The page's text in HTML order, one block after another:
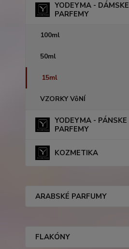
YODEYMA - DÁMSKE
PARFEMY
100ml
50ml
15ml
VZORKY VôNÍ
YODEYMA - PÁNSKE
PARFEMY
KOZMETIKA
ARABSKÉ PARFUMY
FLAKÓNY